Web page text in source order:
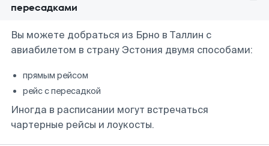
пересадками
Вы можете добраться из Брно в Таллин с
авиабилетом в страну Эстония двумя способами:
прямым рейсом
рейс с пересадкой
Иногда в расписании могут встречаться
чартерные рейсы и лоукосты.